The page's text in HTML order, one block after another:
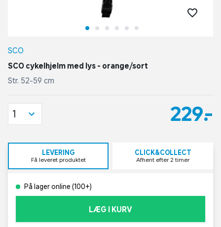
SCO
SCO cykelhjelm med lys - orange/sort
Str. 52-59 cm
229,-
1
LEVERING
Få leveret produktet
CLICK&COLLECT
Afhent efter 2 timer
På lager online (100+)
LÆG I KURV